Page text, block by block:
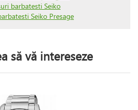
barbatesti Seiko
Seiko Presage
să vă intereseze